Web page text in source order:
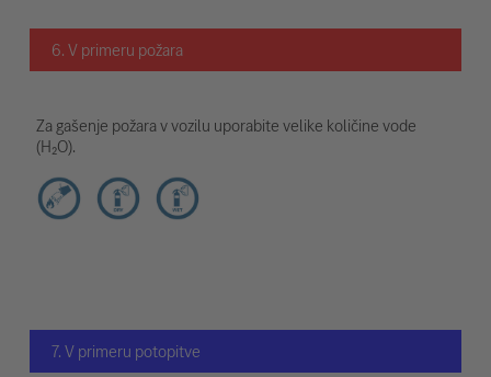
6. V primeru požara
Za gašenje požara v vozilu uporabite velike količine vode
(H₂O).
7. V primeru potopitve